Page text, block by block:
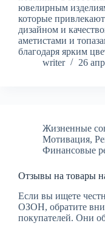
ювелирным
которые
дизайном и
аметистами и
благодаря ярким
writer
26
Жизненные
Мотивация,
Финансовые
Отзывы на товары
Если вы ищете
ОЗОН, обратите
покупателей. Они